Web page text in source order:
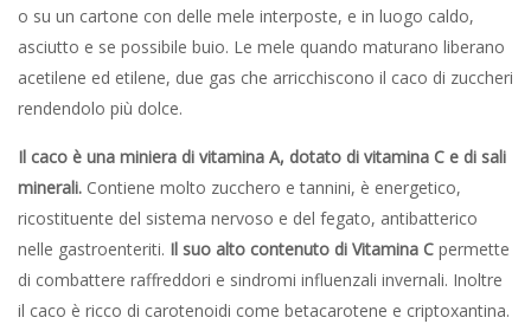
o su un cartone con delle mele interposte, e in luogo caldo,
asciutto e se possibile buio. Le mele quando maturano liberano
acetilene ed etilene, due gas che arricchiscono il caco di zuccheri
rendendolo più dolce.
Il caco è una miniera di vitamina A, dotato di vitamina C e di sali
minerali. Contiene molto zucchero e tannini, è energetico,
ricostituente del sistema nervoso e del fegato, antibatterico
nelle gastroenteriti. Il suo alto contenuto di Vitamina C permette
di combattere raffreddori e sindromi influenzali invernali. Inoltre
il caco è ricco di carotenoidi come betacarotene e criptoxantina.